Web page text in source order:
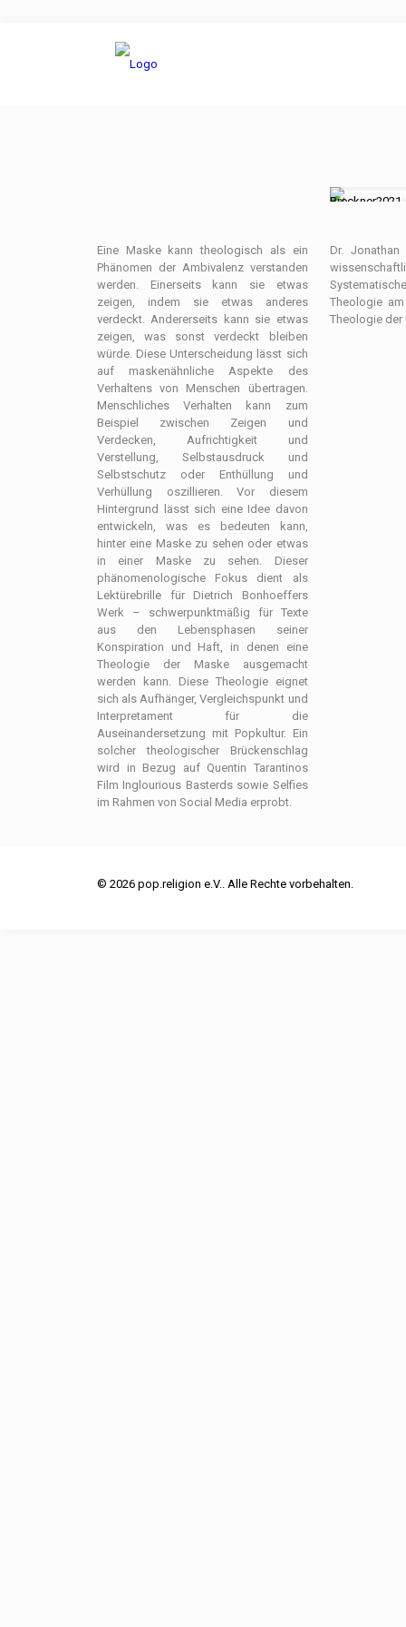
Eine Maske kann theologisch als ein
Phänomen der Ambivalenz verstanden
werden. Einerseits kann sie etwas
zeigen, indem sie etwas anderes
verdeckt. Andererseits kann sie etwas
zeigen, was sonst verdeckt bleiben
würde. Diese Unterscheidung lässt sich
auf maskenähnliche Aspekte des
Verhaltens von Menschen übertragen.
Menschliches Verhalten kann zum
Beispiel zwischen Zeigen und
Verdecken, Aufrichtigkeit und
Verstellung, Selbstausdruck und
Selbstschutz oder Enthüllung und
Verhüllung oszillieren. Vor diesem
Hintergrund lässt sich eine Idee davon
entwickeln, was es bedeuten kann,
hinter eine Maske zu sehen oder etwas
in einer Maske zu sehen. Dieser
phänomenologische Fokus dient als
Lektürebrille für Dietrich Bonhoeffers
Werk – schwerpunktmäßig für Texte
aus den Lebensphasen seiner
Konspiration und Haft, in denen eine
Theologie der Maske ausgemacht
werden kann. Diese Theologie eignet
sich als Aufhänger, Vergleichspunkt und
Interpretament für die
Auseinandersetzung mit Popkultur. Ein
solcher theologischer Brückenschlag
wird in Bezug auf Quentin Tarantinos
Film Inglourious Basterds sowie Selfies
im Rahmen von Social Media erprobt.
Dr. Jonathan
Theologie
Theologie der
© 2026 pop.religion e.V.. Alle Rechte vorbehalten.